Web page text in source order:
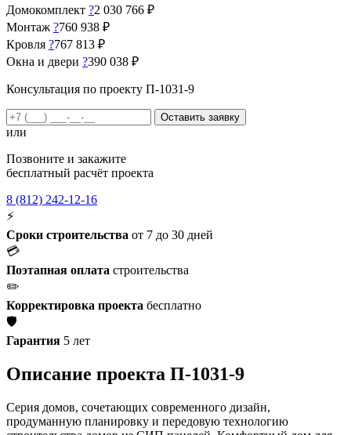
Домокомплект ?2 030 766 ₽
Монтаж ?760 938 ₽
Кровля ?767 813 ₽
Окна и двери ?390 038 ₽
Консультация по проекту П-1031-9
Оставить заявку
или
Позвоните и закажите
бесплатный расчёт проекта
8 (812) 242-12-16
⚡
Сроки строительства от 7 до 30 дней
💳
Поэтапная оплата строительства
✏️
Корректировка проекта бесплатно
🛡️
Гарантия 5 лет
Описание проекта П-1031-9
Серия домов, сочетающих современного дизайн,
продуманную планировку и передовую технологию